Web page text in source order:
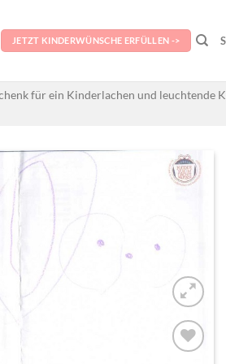
JETZT KINDERWÜNSCHE ERFÜLLEN ->
für ein Kinderlachen und leuchtende